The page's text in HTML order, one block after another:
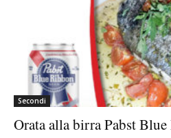
Secondi
Orata alla birra Pabst